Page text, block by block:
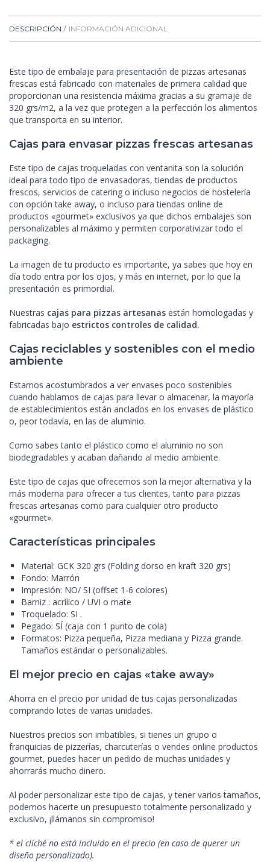
DESCRIPCIÓN INFORMACIÓN ADICIONAL
Este tipo de embalaje para presentación de pizzas artesanas
frescas está fabricado con materiales de primera calidad que
proporcionan una resistencia máxima gracias a su gramaje de
320 grs/m2, a la vez que protegen a la perfección los alimentos
que transporta en su interior.
Cajas para envasar pizzas frescas artesanas
Este tipo de cajas troqueladas con ventanita son la solución
ideal para todo tipo de envasadoras, tiendas de productos
frescos, servicios de catering o incluso negocios de hostelería
con opción take away, o incluso para tiendas online de
productos «gourmet» exclusivos ya que dichos embalajes son
personalizables al máximo y permiten corporativizar todo el
packaging.
La imagen de tu producto es importante, ya sabes que hoy en
día todo entra por los ojos, y más en internet, por lo que la
presentación es primordial.
Nuestras cajas para pizzas artesanas están homologadas y
fabricadas bajo estrictos controles de calidad.
Cajas reciclables y sostenibles con el medio
ambiente
Estamos acostumbrados a ver envases poco sostenibles
cuando hablamos de cajas para llevar o almacenar, la mayoría
de establecimientos están anclados en los envases de plástico
o, peor todavía, en las de aluminio.
Como sabes tanto el plástico como el aluminio no son
biodegradables y acaban dañando al medio ambiente.
Este tipo de cajas que ofrecemos son la mejor alternativa y la
más moderna para ofrecer a tus clientes, tanto para pizzas
frescas artesanas como para cualquier otro producto
«gourmet».
Características principales
Material: GCK 320 grs (Folding dorso en kraft 320 grs)
Fondo: Marrón
Impresión: NO/ SI (offset 1-6 colores)
Barniz : acrílico / UVI o mate
Troquelado: SI .
Pegado: SÍ (caja con 1 punto de cola)
Formatos: Pizza pequeña, Pizza mediana y Pizza grande.
Tamaños estándar o personalizables.
El mejor precio en cajas «take away»
Ahorra en el precio por unidad de tus cajas personalizadas
comprando lotes de varias unidades.
Nuestros precios son imbatibles, si tienes un grupo o
franquicias de pizzerías, charcuterías o vendes online productos
gourmet, puedes hacer un pedido de muchas unidades y
ahorrarás mucho dinero.
Al poder personalizar este tipo de cajas, y tener varios tamaños,
podemos hacerte un presupuesto totalmente personalizado y
exclusivo, ¡llámanos sin compromiso!
* el cliché no está incluido en el precio (en caso de querer un
diseño personalizado).